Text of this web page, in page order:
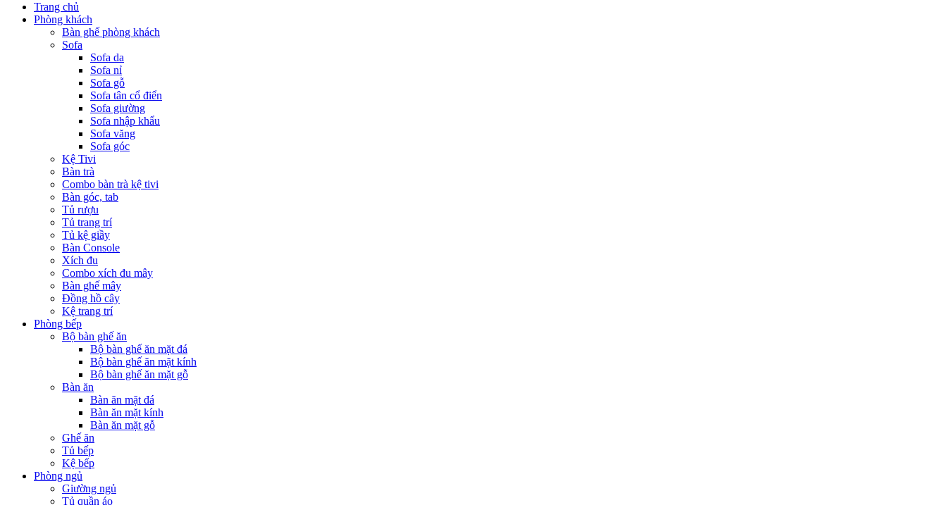
Trang chủ
Phòng khách
Bàn ghế phòng khách
Sofa
Sofa da
Sofa nỉ
Sofa gỗ
Sofa tân cổ điển
Sofa giường
Sofa nhập khẩu
Sofa văng
Sofa góc
Kệ Tivi
Bàn trà
Combo bàn trà kệ tivi
Bàn góc, tab
Tủ rượu
Tủ trang trí
Tủ kệ giầy
Bàn Console
Xích đu
Combo xích đu mây
Bàn ghế mây
Đồng hồ cây
Kệ trang trí
Phòng bếp
Bộ bàn ghế ăn
Bộ bàn ghế ăn mặt đá
Bộ bàn ghế ăn mặt kính
Bộ bàn ghế ăn mặt gỗ
Bàn ăn
Bàn ăn mặt đá
Bàn ăn mặt kính
Bàn ăn mặt gỗ
Ghế ăn
Tủ bếp
Kệ bếp
Phòng ngủ
Giường ngủ
Tủ quần áo